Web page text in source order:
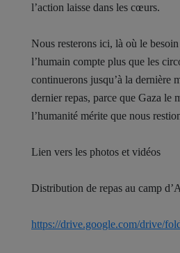
l’action laisse dans les cœurs.
Nous resterons ici, là où le
l’humain compte plus que les
continuerons jusqu’à la dernière
dernier repas, parce que Gaza le
l’humanité mérite que nous
Lien vers les photos et vidéos
Distribution de repas au camp
https://drive.google.com/drive/